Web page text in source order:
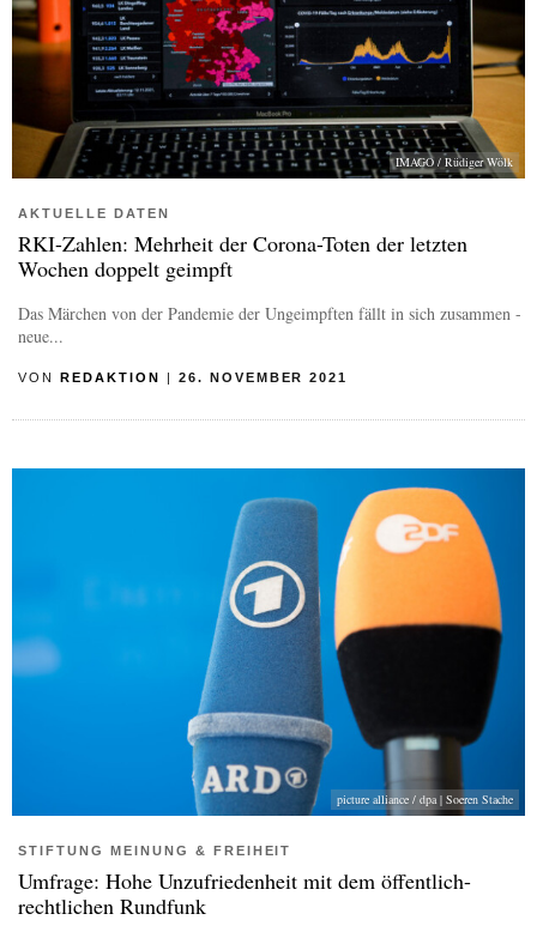
IMAGO / Rüdiger Wölk
AKTUELLE DATEN
RKI-Zahlen: Mehrheit der Corona-Toten der letzten
Wochen doppelt geimpft
Das Märchen von der Pandemie der Ungeimpften fällt in sich zusammen -
neue...
VON REDAKTION | 26. NOVEMBER 2021
picture alliance / dpa | Soeren Stache
STIFTUNG MEINUNG & FREIHEIT
Umfrage: Hohe Unzufriedenheit mit dem öffentlich-
rechtlichen Rundfunk